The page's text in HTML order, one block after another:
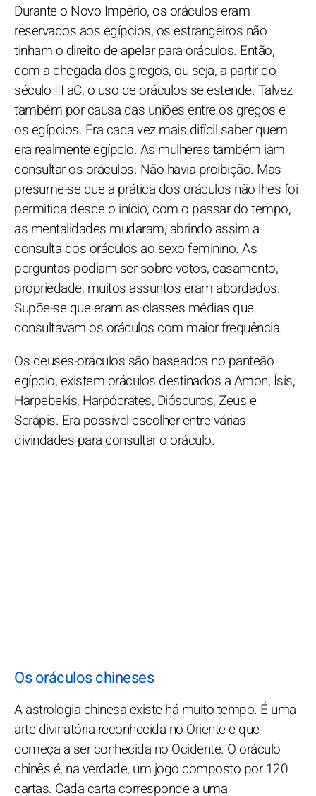
Durante o Novo Império, os oráculos eram
reservados aos egípcios, os estrangeiros não
tinham o direito de apelar para oráculos. Então,
com a chegada dos gregos, ou seja, a partir do
século III aC, o uso de oráculos se estende. Talvez
também por causa das uniões entre os gregos e
os egípcios. Era cada vez mais difícil saber quem
era realmente egípcio. As mulheres também iam
consultar os oráculos. Não havia proibição. Mas
presume-se que a prática dos oráculos não lhes foi
permitida desde o início, com o passar do tempo,
as mentalidades mudaram, abrindo assim a
consulta dos oráculos ao sexo feminino. As
perguntas podiam ser sobre votos, casamento,
propriedade, muitos assuntos eram abordados.
Supõe-se que eram as classes médias que
consultavam os oráculos com maior frequência.
Os deuses-oráculos são baseados no panteão
egípcio, existem oráculos destinados a Amon, Ísis,
Harpebekis, Harpócrates, Dióscuros, Zeus e
Serápis. Era possível escolher entre várias
divindades para consultar o oráculo.
Os oráculos chineses
A astrologia chinesa existe há muito tempo. É uma
arte divinatória reconhecida no Oriente e que
começa a ser conhecida no Ocidente. O oráculo
chinês é, na verdade, um jogo composto por 120
cartas. Cada carta corresponde a uma